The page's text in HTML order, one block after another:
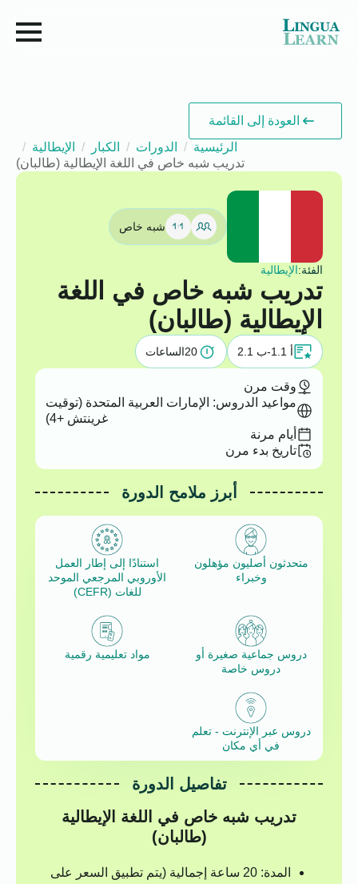
العودة إلى القائمة
الرئيسية
الدورات الكبار
الإيطالية
تدريب شبه خاص في اللغة الإيطالية (طالبان)
شبه خاص
الفئة:الإيطالية
تدريب شبه خاص في اللغة
الإيطالية (طالبان)
أ 1.1-ب 2.1 20الساعات
وقت مرن
مواعيد الدروس: الإمارات العربية المتحدة (توقيت
غرينتش +4)
أيام مرنة
تاريخ بدء مرن
أبرز ملامح الدورة
متحدثون أصليون مؤهلون
وخبراء
استنادًا إلى إطار العمل
الأوروبي المرجعي الموحد
للغات (CEFR)
دروس جماعية صغيرة أو
دروس خاصة
مواد تعليمية رقمية
دروس عبر الإنترنت - تعلم
في أي مكان
تفاصيل الدورة
تدريب شبه خاص في اللغة الإيطالية
(طالبان)
المدة: 20 ساعة إجمالية (يتم تطبيق السعر على